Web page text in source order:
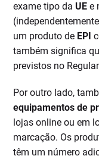
exame tipo da UE e
um produto de EPI
também significa
previstos no
Por outro lado,
equipamentos de
lojas online ou em
marcação. Os
têm um número